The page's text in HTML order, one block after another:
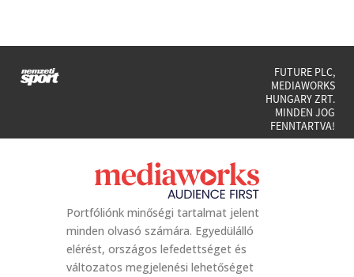
FUTURE PLC,
MEDIAWORKS
HUNGARY ZRT.
MINDEN JOG
FENNTARTVA!
Portfóliónk minőségi tartalmat jelent
minden olvasó számára. Egyedülálló
elérést, országos lefedettséget és
változatos megjelenési lehetőséget